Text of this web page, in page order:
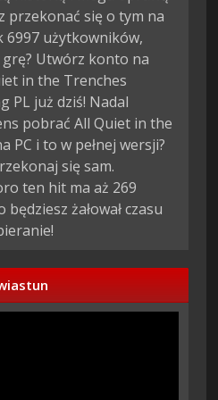
przekonać się o tym na
6997 użytkowników,
Utwórz konto na
in the Trenches
PL już dziś! Nadal
pobrać All Quiet in the
PC i to w pełnej wersji?
się sam.
ten hit ma aż 269
żałował czasu